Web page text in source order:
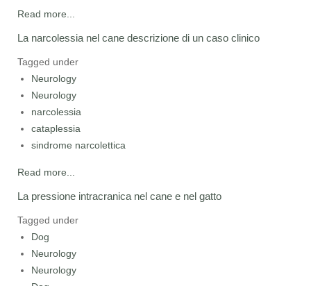
Read more...
La narcolessia nel cane descrizione di un caso clinico
Tagged under
Neurology
Neurology
narcolessia
cataplessia
sindrome narcolettica
Read more...
La pressione intracranica nel cane e nel gatto
Tagged under
Dog
Neurology
Neurology